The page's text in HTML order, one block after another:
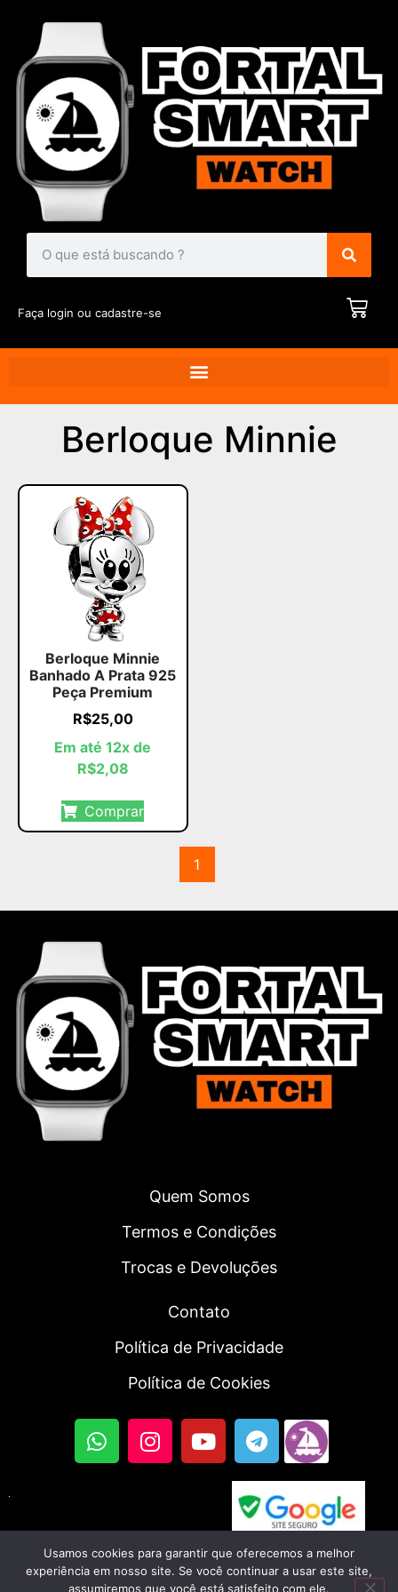
Faça login ou cadastre-se
Berloque Minnie
Berloque Minnie
Banhado A Prata 925
Peça Premium
R$25,00
Em até 12x de
R$2,08
Comprar
1
Quem Somos
Termos e Condições
Trocas e Devoluções
Contato
Política de Privacidade
Política de Cookies
© 2023, Fortal SmartWatch | Todos os direitos
Usamos cookies para garantir que oferecemos a melhor
experiência em nosso site. Se você continuar a usar este site,
assumiremos que você está satisfeito com ele.